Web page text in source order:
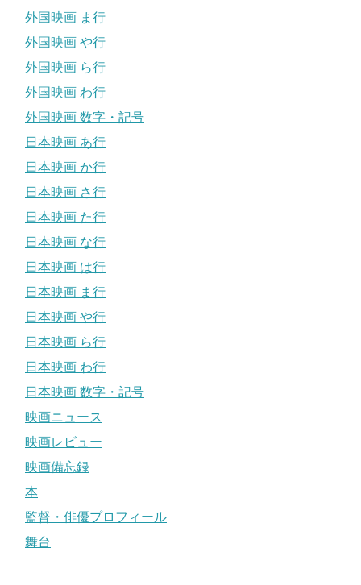
外国映画 ま行
外国映画 や行
外国映画 ら行
外国映画 わ行
外国映画 数字・記号
日本映画 あ行
日本映画 か行
日本映画 さ行
日本映画 た行
日本映画 な行
日本映画 は行
日本映画 ま行
日本映画 や行
日本映画 ら行
日本映画 わ行
日本映画 数字・記号
映画ニュース
映画レビュー
映画備忘録
本
監督・俳優プロフィール
舞台